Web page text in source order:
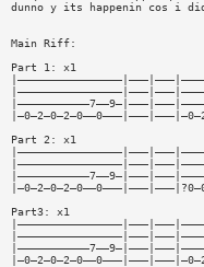
dunno y its happenin cos i
Main Riff:
Part 1: x1
Part 2: x1
Part3: x1